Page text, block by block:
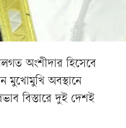
অংশীদার হিসেবে
অবস্থানে
বিস্তারে দুই দেশই